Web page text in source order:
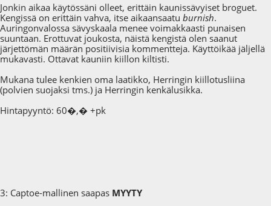
Jonkin aikaa käytössäni olleet, erittäin kaunissävyiset broguet.
Kengissä on erittäin vahva, itse aikaansaatu burnish.
Auringonvalossa sävyskaala menee voimakkaasti punaisen
suuntaan. Erottuvat joukosta, näistä kengistä olen saanut
järjettömän määrän positiivisia kommentteja. Käyttöikää jäljellä
mukavasti. Ottavat kauniin kiillon kiltisti.
Mukana tulee kenkien oma laatikko, Herringin kiillotusliina
(polvien suojaksi tms.) ja Herringin kenkälusikka.
Hintapyyntö: 60�,� +pk
3: Captoe-mallinen saapas MYYTY